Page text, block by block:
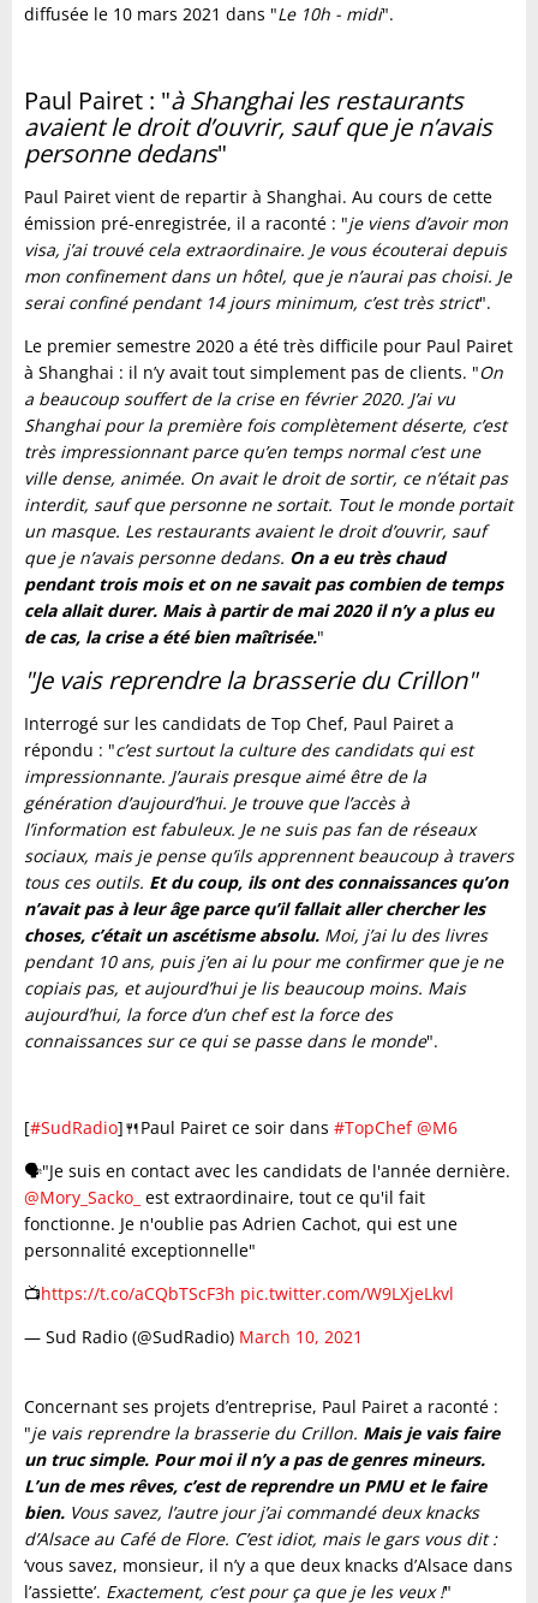
diffusée le 10 mars 2021 dans "Le 10h - midi".
Paul Pairet : "à Shanghai les restaurants
avaient le droit d’ouvrir, sauf que je n’avais
personne dedans"
Paul Pairet vient de repartir à Shanghai. Au cours de cette
émission pré-enregistrée, il a raconté : "je viens d’avoir mon
visa, j’ai trouvé cela extraordinaire. Je vous écouterai depuis
mon confinement dans un hôtel, que je n’aurai pas choisi. Je
serai confiné pendant 14 jours minimum, c’est très strict".
Le premier semestre 2020 a été très difficile pour Paul Pairet
à Shanghai : il n’y avait tout simplement pas de clients. "On
a beaucoup souffert de la crise en février 2020. J’ai vu
Shanghai pour la première fois complètement déserte, c’est
très impressionnant parce qu’en temps normal c’est une
ville dense, animée. On avait le droit de sortir, ce n’était pas
interdit, sauf que personne ne sortait. Tout le monde portait
un masque. Les restaurants avaient le droit d’ouvrir, sauf
que je n’avais personne dedans. On a eu très chaud
pendant trois mois et on ne savait pas combien de temps
cela allait durer. Mais à partir de mai 2020 il n’y a plus eu
de cas, la crise a été bien maîtrisée."
"Je vais reprendre la brasserie du Crillon"
Interrogé sur les candidats de Top Chef, Paul Pairet a
répondu : "c’est surtout la culture des candidats qui est
impressionnante. J’aurais presque aimé être de la
génération d’aujourd’hui. Je trouve que l’accès à
l’information est fabuleux. Je ne suis pas fan de réseaux
sociaux, mais je pense qu’ils apprennent beaucoup à travers
tous ces outils. Et du coup, ils ont des connaissances qu’on
n’avait pas à leur âge parce qu’il fallait aller chercher les
choses, c’était un ascétisme absolu. Moi, j’ai lu des livres
pendant 10 ans, puis j’en ai lu pour me confirmer que je ne
copiais pas, et aujourd’hui je lis beaucoup moins. Mais
aujourd’hui, la force d’un chef est la force des
connaissances sur ce qui se passe dans le monde".
[#SudRadio]🍴Paul Pairet ce soir dans #TopChef @M6
🗣️"Je suis en contact avec les candidats de l'année dernière.
@Mory_Sacko_ est extraordinaire, tout ce qu'il fait
fonctionne. Je n'oublie pas Adrien Cachot, qui est une
personnalité exceptionnelle"
📺https://t.co/aCQbTScF3h pic.twitter.com/W9LXjeLkvl
— Sud Radio (@SudRadio) March 10, 2021
Concernant ses projets d’entreprise, Paul Pairet a raconté :
"je vais reprendre la brasserie du Crillon. Mais je vais faire
un truc simple. Pour moi il n’y a pas de genres mineurs.
L’un de mes rêves, c’est de reprendre un PMU et le faire
bien. Vous savez, l’autre jour j’ai commandé deux knacks
d’Alsace au Café de Flore. C’est idiot, mais le gars vous dit :
‘vous savez, monsieur, il n’y a que deux knacks d’Alsace dans
l’assiette’. Exactement, c’est pour ça que je les veux !"